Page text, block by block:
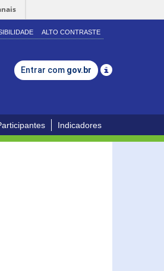
ALTO CONTRASTE
Entrar com gov.br
Indicadores